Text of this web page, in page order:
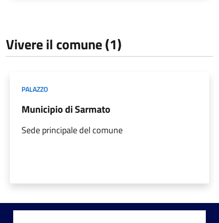
Vivere il comune (1)
PALAZZO
Municipio di Sarmato
Sede principale del comune